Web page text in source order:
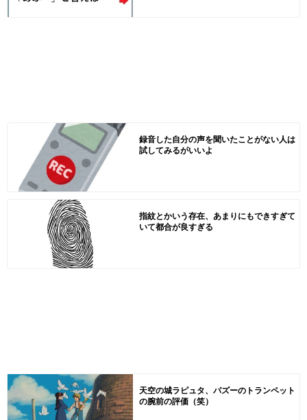
録音した自分の声を聞いたことがない人は
試してみるがいいよ
指紋とかいう存在、あまりにもできすぎて
いて都合が良すぎる
天空の城ラピュタ、パズーのトランペット
の腕前の評価（笑）